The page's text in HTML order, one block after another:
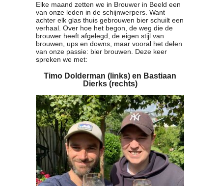
Elke maand zetten we in Brouwer in Beeld een
van onze leden in de schijnwerpers. Want
achter elk glas thuis gebrouwen bier schuilt een
verhaal. Over hoe het begon, de weg die de
brouwer heeft afgelegd, de eigen stijl van
brouwen, ups en downs, maar vooral het delen
van onze passie: bier brouwen. Deze keer
spreken we met:
Timo Dolderman (links) en Bastiaan
Dierks (rechts)
Bestuur
- Historie
Reglementen
Privacyverklaring
Commissies
Polderbok
Wedstrijduitslagen
Bijzondere Leden
- Keurmeesters
- Professioneel
- Biersommeliers
Recepten
Recepten
Zoeken